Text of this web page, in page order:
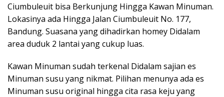
Ciumbuleuit bisa Berkunjung Hingga Kawan Minuman.
Lokasinya ada Hingga Jalan Ciumbuleuit No. 177,
Bandung. Suasana yang dihadirkan homey Didalam
area duduk 2 lantai yang cukup luas.
Kawan Minuman sudah terkenal Didalam sajian es
Minuman susu yang nikmat. Pilihan menunya ada es
Minuman susu original hingga cita rasa keju yang